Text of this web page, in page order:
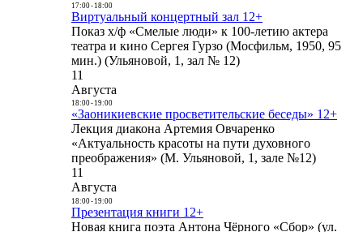
17:00- 18:00
Виртуальный концертный зал 12+
Показ х/ф «Смелые люди» к 100-летию актера
театра и кино Сергея Гурзо (Мосфильм, 1950, 95
мин.) (Ульяновой, 1, зал № 12)
11
Августа
18:00- 19:00
«Заоникиевские просветительские беседы» 12+
Лекция диакона Артемия Овчаренко
«Актуальность красоты на пути духовного
преображения» (М. Ульяновой, 1, зале №12)
11
Августа
18:00- 19:00
Презентация книги 12+
Новая книга поэта Антона Чёрного «Сбор» (ул.